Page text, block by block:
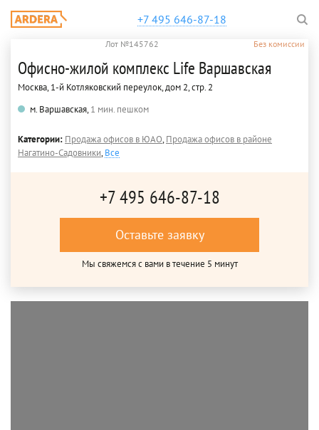
+7 495 646-87-18
Лот №145762 Без комиссии
Офисно-жилой комплекс Life Варшавская
Москва, 1-й Котляковский переулок, дом 2, стр. 2
м. Варшавская,1 мин. пешком
Категории: Продажа офисов в ЮАО,Продажа офисов в районе
Нагатино-Садовники,Все
+7 495 646-87-18
Оставьте заявку
Мы свяжемся с вами в течение 5 минут